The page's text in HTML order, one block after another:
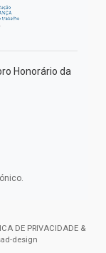
Honorário da
DE PRIVACIDADE &
design